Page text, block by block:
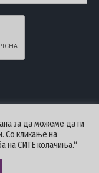
за да можеме да ги
Со кликање на
на СИТЕ колачиња.“